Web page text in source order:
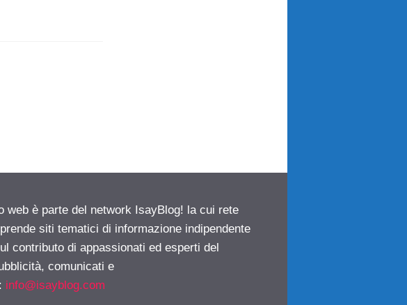
web è parte del network IsayBlog! la cui rete
siti tematici di informazione indipendente
contributo di appassionati ed esperti del
comunicati e
info@isayblog.com